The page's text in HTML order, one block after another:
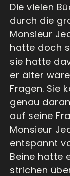
Die vielen
durch die
Monsieur
hatte doch
sie hatte
er älter
Fragen. Sie
genau
auf seine
Monsieur
entspannt
Beine hatte
strichen